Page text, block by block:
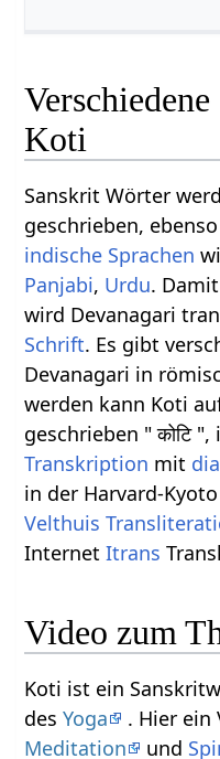
Koti
Sanskrit Wörter
geschrieben,
indische Sprachen
Panjabi, Urdu. Damit
wird Devanagari
Schrift. Es gibt
Devanagari in
werden kann Koti
geschrieben " कोटि
Transkription mit
in der Harvard-Kyoto
Velthuis
InternetItrans
Video zum
Koti ist ein
desYoga
. Hier ein
Meditation
und